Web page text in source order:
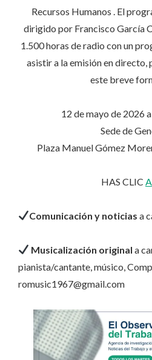
Recursos Humanos . El
dirigido por Francisco García
1.500 horas de radio con un
asistir a la emisión en
este breve
12 de mayo de 2026
Sede de
Plaza Manuel Gómez
HAS CLIC
Comunicación y noticiasa
Musicalización original a
pianista/cantante, músico,
romusic1967@gmail.com